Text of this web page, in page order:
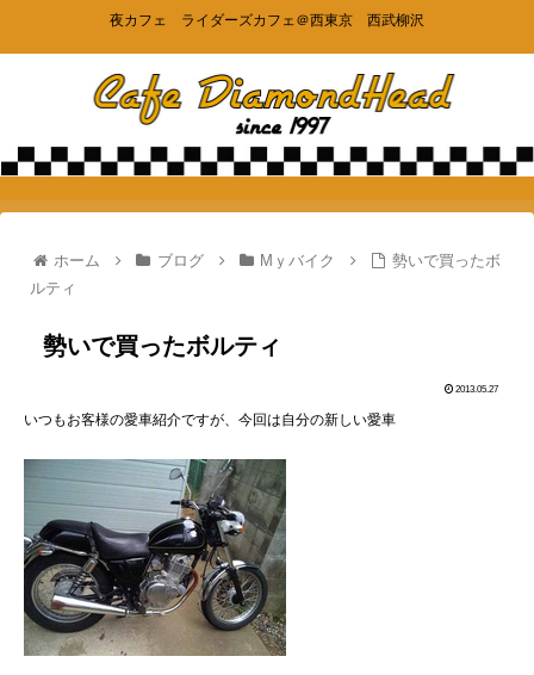
夜カフェ ライダーズカフェ＠西東京 西武柳沢
ホーム ブログ Mｙバイク
勢いで買ったボ
ルティ
勢いで買ったボルティ
2013.05.27
いつもお客様の愛車紹介ですが、今回は自分の新しい愛車